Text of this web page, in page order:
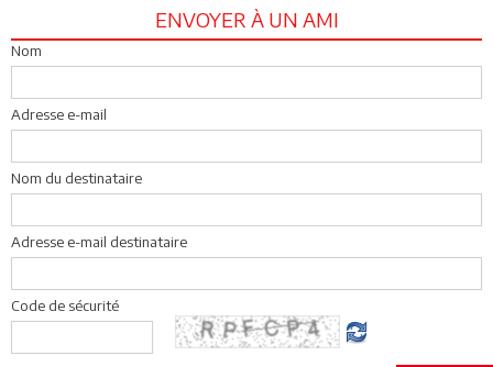
ENVOYER À UN AMI
Nom
Adresse e-mail
Nom du destinataire
Adresse e-mail destinataire
Code de sécurité